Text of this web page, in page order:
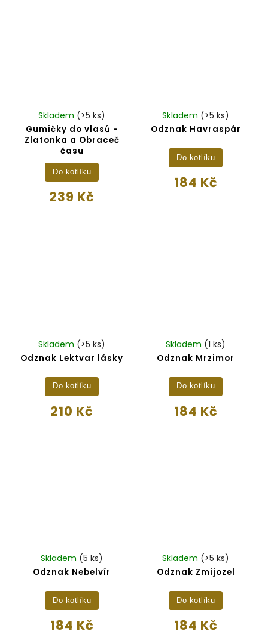
Gumičky do vlasů -
Zlatonka a Obraceč
času
Skladem (>5 ks)
239 Kč
Do kotlíku
Odznak Havraspár
Skladem (>5 ks)
184 Kč
Do kotlíku
Odznak Lektvar lásky
Skladem (>5 ks)
210 Kč
Do kotlíku
Odznak Mrzimor
Skladem (1 ks)
184 Kč
Do kotlíku
Odznak Nebelvír
Skladem (5 ks)
184 Kč
Do kotlíku
Odznak Zmijozel
Skladem (>5 ks)
184 Kč
Do kotlíku